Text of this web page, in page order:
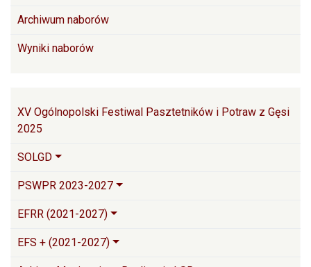
Archiwum naborów
Wyniki naborów
Główna nawigacja
XV Ogólnopolski Festiwal Pasztetników i Potraw z Gęsi
2025
SOLGD
PSWPR 2023-2027
EFRR (2021-2027)
EFS + (2021-2027)